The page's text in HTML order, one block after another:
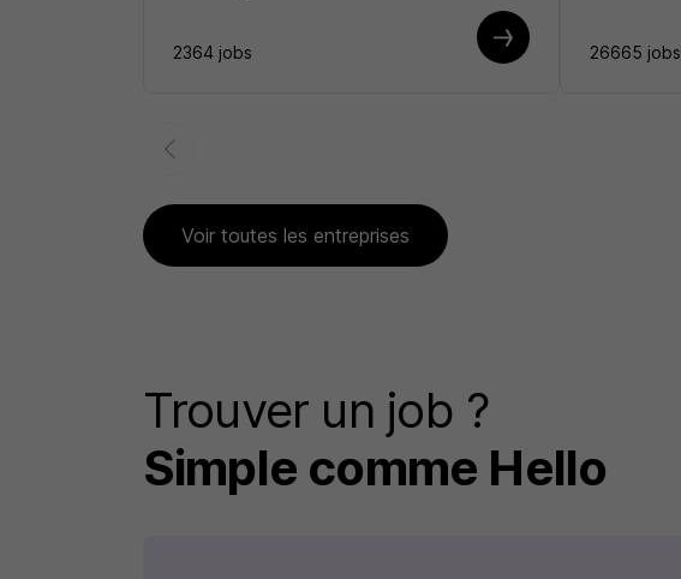
2364 jobs 26665 jobs
Voir toutes les entreprises
Trouver un job ?
Simple comme Hello